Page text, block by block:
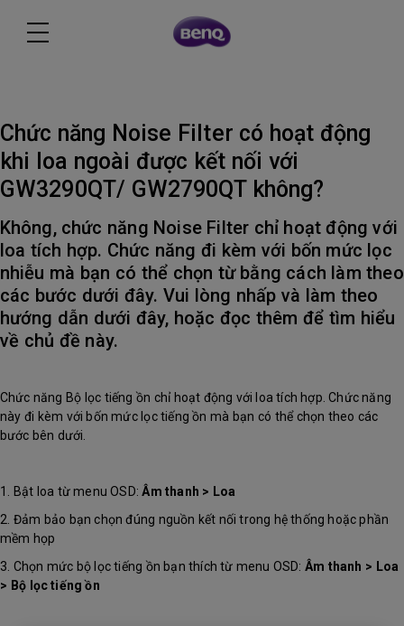
Chức năng Noise Filter có hoạt động
khi loa ngoài được kết nối với
GW3290QT/ GW2790QT không?
Không, chức năng Noise Filter chỉ hoạt động với
loa tích hợp. Chức năng đi kèm với bốn mức lọc
nhiễu mà bạn có thể chọn từ bằng cách làm theo
các bước dưới đây. Vui lòng nhấp và làm theo
hướng dẫn dưới đây, hoặc đọc thêm để tìm hiểu
về chủ đề này.
Chức năng Bộ lọc tiếng ồn chỉ hoạt động với loa tích hợp. Chức năng
này đi kèm với bốn mức lọc tiếng ồn mà bạn có thể chọn theo các
bước bên dưới.
1. Bật loa từ menu OSD:Âm thanh > Loa
2. Đảm bảo bạn chọn đúng nguồn kết nối trong hệ thống hoặc phần
mềm họp
3. Chọn mức bộ lọc tiếng ồn bạn thích từ menu OSD:Âm thanh > Loa
> Bộ lọc tiếng ồn